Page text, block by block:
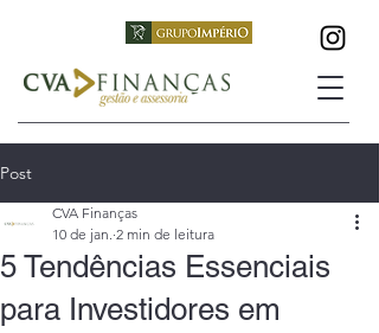
Post
5 Tendências Essenciais
para Investidores em
CVA Finanças
10 de jan. 2 min de leitura